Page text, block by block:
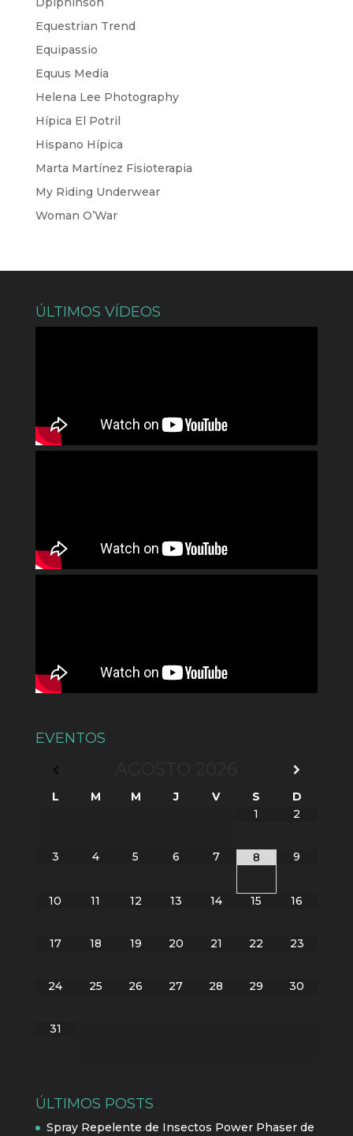
Equestrian Trend
Equipassio
Equus Media
Helena Lee Photography
Hípica El Potril
Hispano Hípica
Marta Martínez Fisioterapia
My Riding Underwear
Woman O’War
ÚLTIMOS VÍDEOS
EVENTOS
L M M J V S
D
1
2
3 4 5 6 7 8 9
10 11 12 13 14 15 16
17 18 19 20 21 22 23
24 25 26 27 28 29 30
31
ÚLTIMOS POSTS
Spray Repelente de Insectos Power Phaser de